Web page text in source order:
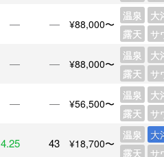
― ― ¥88,000〜
温泉
大
露天
サ
― ― ¥88,000〜
温泉
大
露天
サ
― ― ¥56,500〜
温泉
大
露天
サ
4.25 43 ¥18,700〜
温泉
大
露天
サ